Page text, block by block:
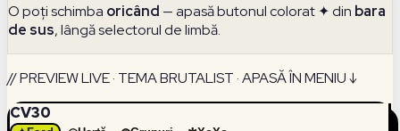
O poți schimba oricând — apasă butonul colorat ✦ din bara
de sus, lângă selectorul de limbă.
// PREVIEW LIVE · TEMA BRUTALIST · APASĂ ÎN MENIU ↓
CV30